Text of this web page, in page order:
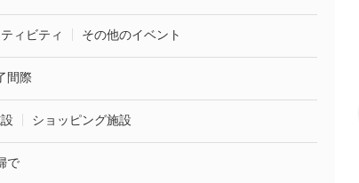
ィビティ その他のイベント
間際
ショッピング施設
で